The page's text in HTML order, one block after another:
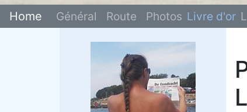
Home Général Route Photos Livre d'or